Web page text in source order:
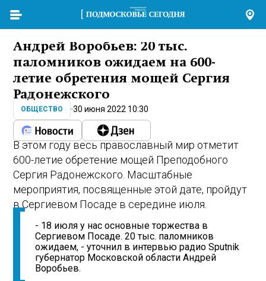
Андрей Воробьев: 20 тыс.
паломников ожидаем на 600-
летие обретения мощей Сергия
Радонежского
ОБЩЕСТВО 30 июня 2022 10:30
В этом году весь православный мир отметит
600-летие обретение мощей Преподобного
Сергия Радонежского. Масштабные
мероприятия, посвященные этой дате, пройдут
в Сергиевом Посаде в середине июля.
- 18 июля у нас основные торжества в
Сергиевом Посаде. 20 тыс. паломников
ожидаем, - уточнил в интервью радио Sputnik
губернатор Московской области Андрей
Воробьев.